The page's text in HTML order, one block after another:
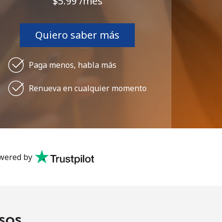
Quiero saber más
Paga menos, habla más
Renueva en cualquier momento
by